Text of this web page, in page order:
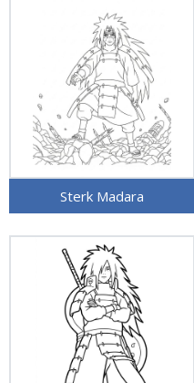
Sterk Madara